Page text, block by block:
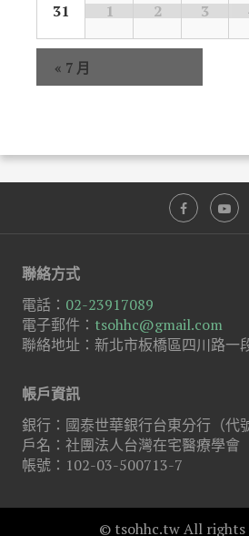
31 1 2 3
« 7 月
聯絡方式
電話： 02-23917089
電子郵件： tsohhc@gmail.com
聯絡地址：新北市板橋區四川路一
帳戶資訊
銀行：國泰世華銀行台東分行（代
戶名：社團法人台灣在宅醫療學會
帳號：102-03-500713-7
© tsohhc.tw All rights